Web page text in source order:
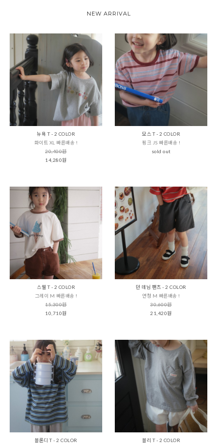
NEW ARRIVAL
뉴욕 T - 2 COLOR
화이트 XL 빠른배송 !
20,400원
14,280원
모스 T - 2 COLOR
핑크 JS 빠른배송 !
sold out
스웰 T - 2 COLOR
그레이 M 빠른배송 !
15,300원
10,710원
던 데님 팬츠 - 2 COLOR
연청 M 빠른배송 !
30,600원
21,420원
블론디 T - 2 COLOR
블리 T - 2 COLOR